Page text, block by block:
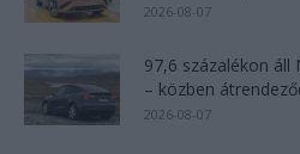
2026-08-07
97,6 százalékon áll
– közben
2026-08-07